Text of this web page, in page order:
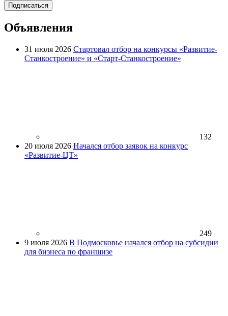
Подписаться
Объявления
31 июля 2026 Стартовал отбор на конкурсы «Развитие-
Станкостроение» и «Старт-Станкостроение»
132
20 июля 2026 Начался отбор заявок на конкурс
«Развитие-ЦТ»
249
9 июля 2026 В Подмосковье начался отбор на субсидии
для бизнеса по франшизе